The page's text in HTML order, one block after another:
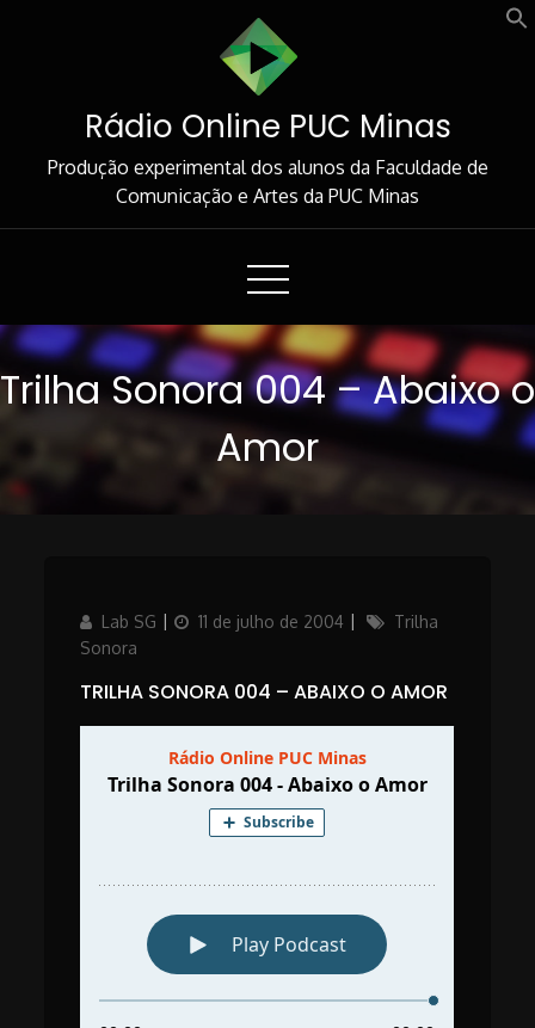
Rádio Online PUC Minas
Produção experimental dos alunos da Faculdade de
Comunicação e Artes da PUC Minas
Trilha Sonora 004 – Abaixo o
Amor
AuthorLab SG
Posted
11 de julho de 2004 Categories
Trilha
Sonora
TRILHA SONORA 004 – ABAIXO O AMOR